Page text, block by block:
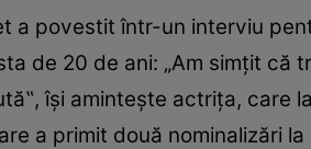
a povestit într-un interviu
de 20 de ani: „Am simțit că
își amintește actrița, care
a primit două nominalizări